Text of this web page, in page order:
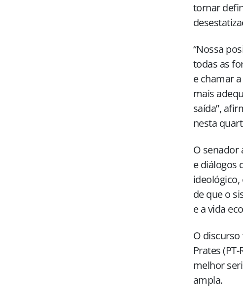
tornar
“Nossa
todas as
e chamar
mais
saída”,
nesta
O senador
e diálogos
de que o
e a vida
O discurso
Prates
melhor
ampla.